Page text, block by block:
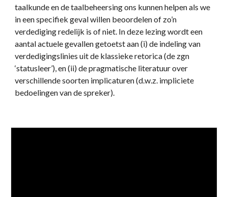
taalkunde en de taalbeheersing ons kunnen helpen als we
in een specifiek geval willen beoordelen of zo’n
verdediging redelijk is of niet. In deze lezing wordt een
aantal actuele gevallen getoetst aan (i) de indeling van
verdedigingslinies uit de klassieke retorica (de zgn
‘statusleer’), en (ii) de pragmatische literatuur over
verschillende soorten implicaturen (d.w.z. impliciete
bedoelingen van de spreker).